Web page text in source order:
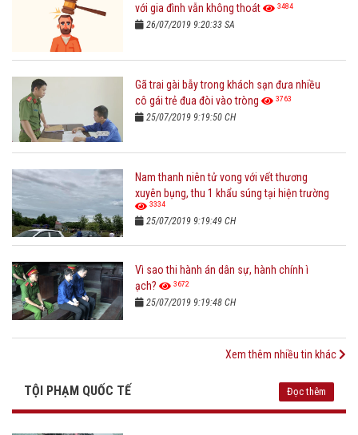
với gia đình vẫn không thoát
3484
26/07/2019 9:20:33 SA
Gã trai gài bẫy trong khách sạn đưa nhiều
cô gái trẻ đua đòi vào tròng
3763
25/07/2019 9:19:50 CH
Nam thanh niên tử vong với vết thương
xuyên bụng, thu 1 khẩu súng tại hiện trường
3334
25/07/2019 9:19:49 CH
Vì sao thi hành án dân sự, hành chính ì
ạch?
3672
25/07/2019 9:19:48 CH
Xem thêm nhiều tin khác
TỘI PHẠM QUỐC TẾ Đọc thêm